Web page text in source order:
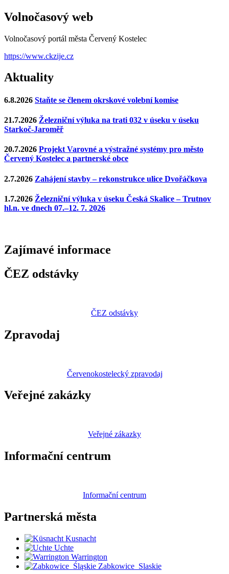
Volnočasový web
Volnočasový portál města Červený Kostelec
https://www.ckzije.cz
Aktuality
6.8.2026 Staňte se členem okrskové volební komise
21.7.2026 Železniční výluka na trati 032 v úseku v úseku
Starkoč-Jaroměř
20.7.2026 Projekt Varovné a výstražné systémy pro město
Červený Kostelec a partnerské obce
2.7.2026 Zahájení stavby – rekonstrukce ulice Dvořáčkova
1.7.2026 Železniční výluka v úseku Česká Skalice – Trutnov
hl.n. ve dnech 07.–12. 7. 2026
Zajímavé informace
ČEZ odstávky
ČEZ odstávky
Zpravodaj
Červenokostelecký zpravodaj
Veřejné zakázky
Veřejné zákazky
Informační centrum
Informační centrum
Partnerská města
Kusnacht
Uchte
Warrington
Zabkowice_Slaskie